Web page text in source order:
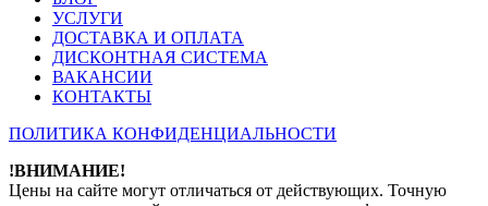
УСЛУГИ
ДОСТАВКА И ОПЛАТА
ДИСКОНТНАЯ СИСТЕМА
ВАКАНСИИ
КОНТАКТЫ
ПОЛИТИКА КОНФИДЕНЦИАЛЬНОСТИ
!ВНИМАНИЕ!
Цены на сайте могут отличаться от действующих. Точную